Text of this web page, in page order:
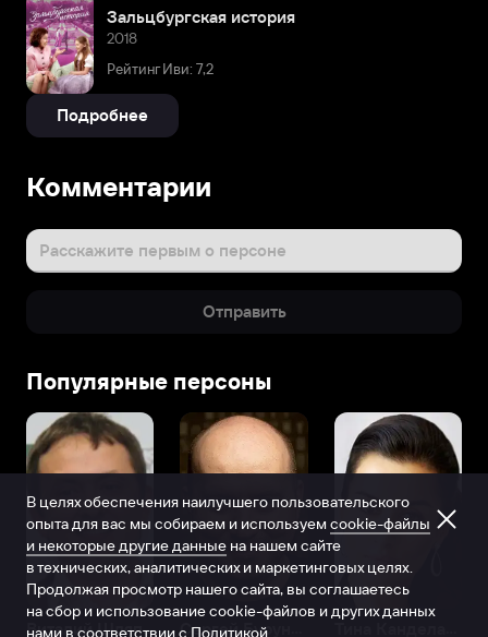
Зальцбургская история
2018
Рейтинг Иви: 7,2
Подробнее
Комментарии
Расскажите первым о персоне
Отправить
Популярные персоны
Виталий Шляппо
В целях обеспечения наилучшего пользовательского
опыта для вас мы собираем и используем cookie-файлы
и некоторые другие данные на нашем сайте
в технических, аналитических и маркетинговых целях.
Продолжая просмотр нашего сайта, вы соглашаетесь
на сбор и использование cookie-файлов и других данных
нами в соответствии с Политикой